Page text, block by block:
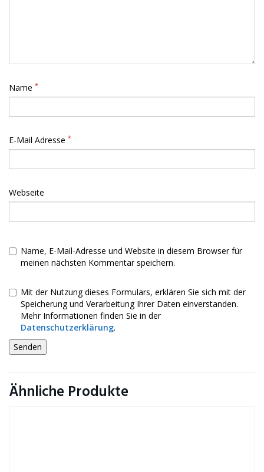
Name *
E-Mail Adresse *
Webseite
Name, E-Mail-Adresse und Website in diesem Browser für
meinen nächsten Kommentar speichern.
Mit der Nutzung dieses Formulars, erklären Sie sich mit der
Speicherung und Verarbeitung Ihrer Daten einverstanden.
Mehr Informationen finden Sie in der
Datenschutzerklärung.
Ähnliche Produkte